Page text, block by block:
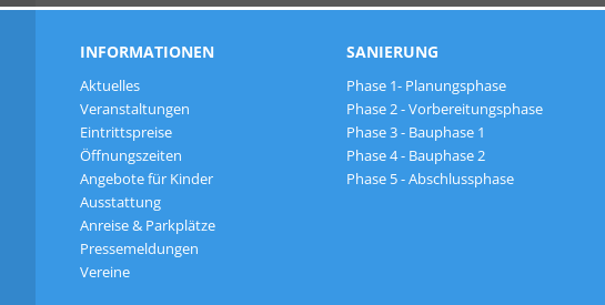
INFORMATIONEN
Aktuelles
Veranstaltungen
Eintrittspreise
Öffnungszeiten
Angebote für Kinder
Ausstattung
Anreise & Parkplätze
Pressemeldungen
Vereine
SANIERUNG
Phase 1- Planungsphase
Phase 2 - Vorbereitungsphase
Phase 3 - Bauphase 1
Phase 4 - Bauphase 2
Phase 5 - Abschlussphase